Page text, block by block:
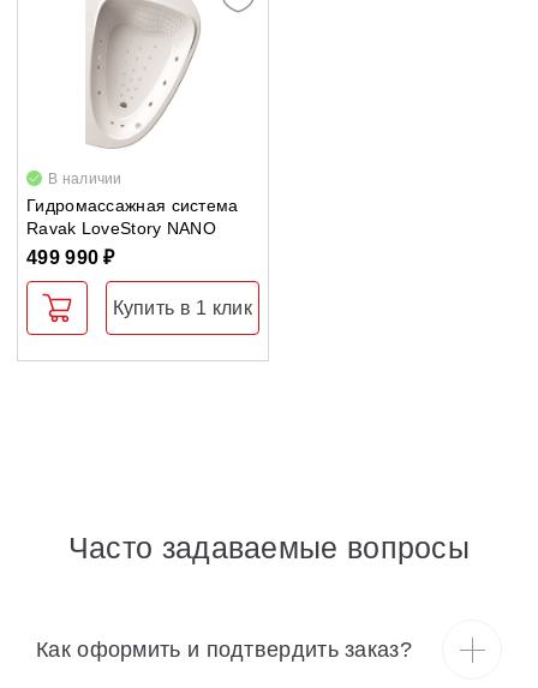
Душевые уголки
Поддоны для душа
Полотенцесушители
Гидромассаж для ванны
В наличии
Гидромассажная система
Ravak LoveStory NANO
499 990 ₽
Купить в 1 клик
Часто задаваемые вопросы
Как оформить и подтвердить заказ?